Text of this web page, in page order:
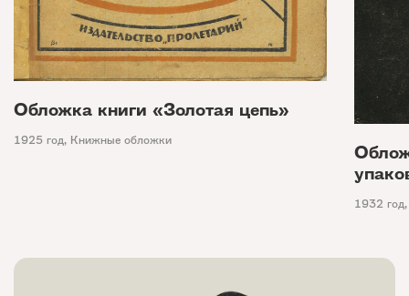
Обложка книги «Золотая цепь»
1925 год, Книжные обложки
1932 год